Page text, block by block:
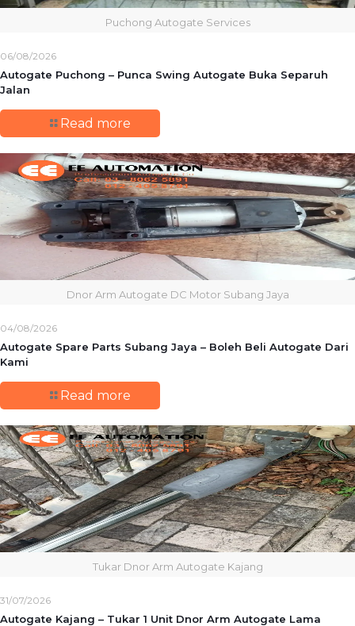
Puchong Autogate Services
06/08/2026
Autogate Puchong – Punca Swing Autogate Buka Separuh
Jalan
Read more
Dnor Arm Autogate DC Motor Subang Jaya
04/08/2026
Autogate Spare Parts Subang Jaya – Boleh Beli Autogate Dari
Kami
Read more
Tukar Dnor Arm Autogate Kajang
31/07/2026
Autogate Kajang – Tukar 1 Unit Dnor Arm Autogate Lama